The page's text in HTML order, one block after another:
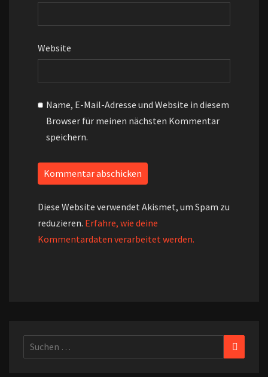
Website
Name, E-Mail-Adresse und Website in diesem
Browser für meinen nächsten Kommentar
speichern.
Diese Website verwendet Akismet, um Spam zu
reduzieren. Erfahre, wie deine
Kommentardaten verarbeitet werden.
Suchen
nach:
Suchen